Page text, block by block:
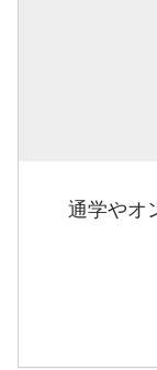
通学やオ